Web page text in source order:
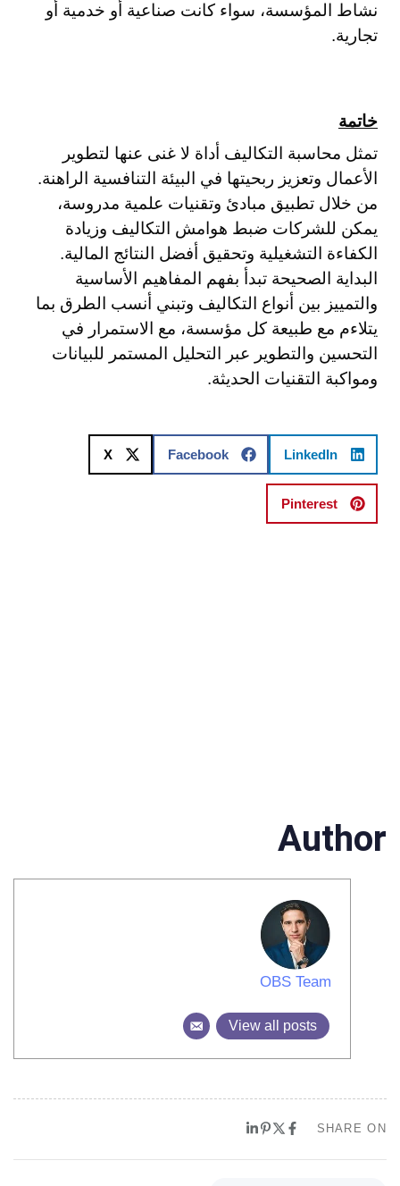
نشاط المؤسسة، سواء كانت صناعية أو خدمية أو
تجارية.
خاتمة
تمثل محاسبة التكاليف أداة لا غنى عنها لتطوير
الأعمال وتعزيز ربحيتها في البيئة التنافسية الراهنة.
من خلال تطبيق مبادئ وتقنيات علمية مدروسة،
يمكن للشركات ضبط هوامش التكاليف وزيادة
الكفاءة التشغيلية وتحقيق أفضل النتائج المالية.
البداية الصحيحة تبدأ بفهم المفاهيم الأساسية
والتمييز بين أنواع التكاليف وتبني أنسب الطرق بما
يتلاءم مع طبيعة كل مؤسسة، مع الاستمرار في
التحسين والتطوير عبر التحليل المستمر للبيانات
ومواكبة التقنيات الحديثة.
LinkedIn
Facebook
X
Pinterest
Author
OBS Team
View all posts
SHARE ON